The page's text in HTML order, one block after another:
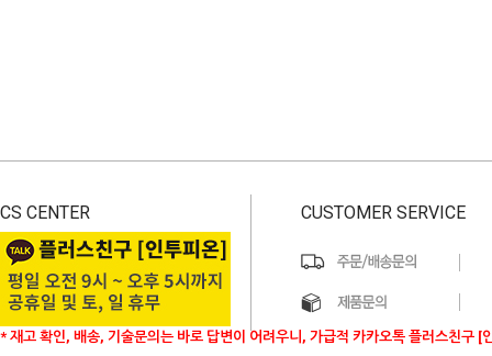
CS CENTER
* 재고 확인, 배송, 기술문의는 바로 답변이 어려우니, 가급적 카카오톡 플러스친구 [
CUSTOMER SERVICE